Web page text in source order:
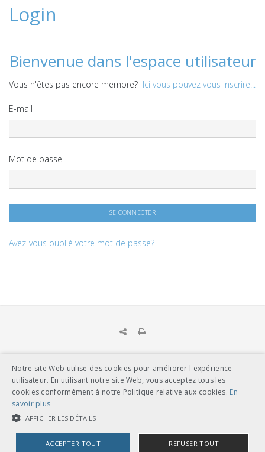
Login
Bienvenue dans l'espace utilisateur
Vous n'êtes pas encore membre? Ici vous pouvez vous inscrire...
E-mail
Mot de passe
Avez-vous oublié votre mot de passe?
UNION DES TRANSPORTS PUBLICS
Dählhölzliweg 12
CH-3005 Berne
Tél. en contact direct avec l’équipe de l’UTP
info@utp.ch
Notre site Web utilise des cookies pour améliorer l'expérience
utilisateur. En utilisant notre site Web, vous acceptez tous les
cookies conformément à notre Politique relative aux cookies. En
savoir plus
AFFICHER LES DÉTAILS
ACCEPTER TOUT REFUSER TOUT